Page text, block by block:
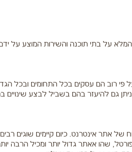
על בתי תוכנה והשירות המוצע על
פי רוב הם עסקים בכל התחומים ובכל
גם להיעזר בהם בשביל לבצע שינויים
של אתר אינטרנט. כיום קיימים שוגים
שהו אאתר גדול יותר ומכיל הרבה